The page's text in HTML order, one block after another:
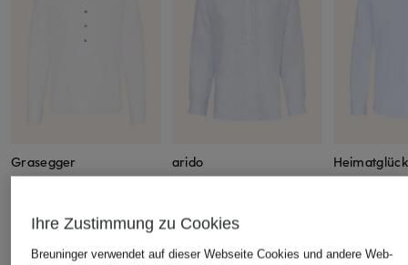
Grasegger
Stehkragen
CHF 119
arido
Stehkragen
CHF 85
Ihre Zustimmung zu Cookies
Breuninger verwendet auf dieser Webseite Cookies und andere Web-